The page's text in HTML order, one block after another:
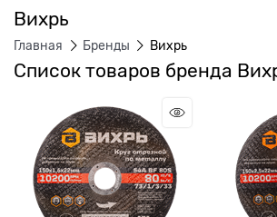
Вихрь
Главная Бренды Вихрь
Список товаров бренда